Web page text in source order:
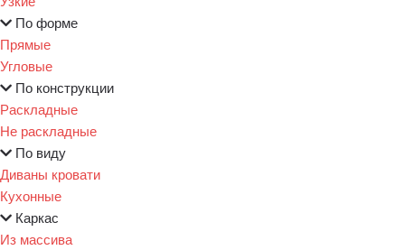
По форме
Прямые
Угловые
По конструкции
Раскладные
Не раскладные
По виду
Диваны кровати
Кухонные
Каркас
Из массива